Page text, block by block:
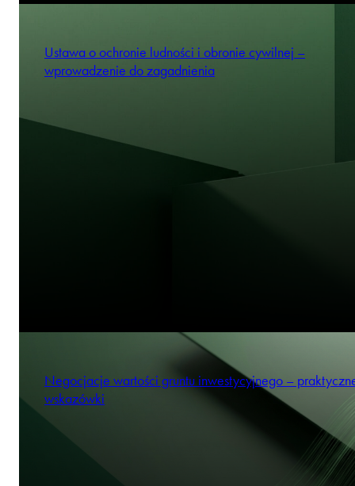
Ustawa o ochronie ludności i obronie cywilnej –
wprowadzenie do zagadnienia
Negocjacje wartości gruntu inwestycyjnego –
wskazówki